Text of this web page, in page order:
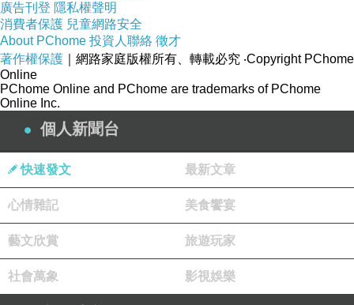
如果連強姦菲傭都能歸罪於政治陰謀，還有什麼
謊話政客說不出來呢？
把握一個原則：不管是藍綠，只要出現在新聞上
的政客就沒有半句真話。
所以，下次看新聞時，就當作觀賞一場政客們的
說謊大賽，還可以評論誰的說謊技巧佳，誰的說
謊態度好，如此一來看新聞就變得有趣多了。
廣告刊登 隱私權聲明
消費者保護 兒童網路安全
About PChome 投資人聯絡 徵才
著作權保護 ｜網路家庭版權所有、轉載必究 ‧Copyright PChome
Online
PChome Online and PChome are trademarks of PChome
Online Inc.
個人新聞台
快速發文 最新文章
心情雜記 美食饗宴
藝文欣賞 旅遊玩家
社會萬象 影視娛樂